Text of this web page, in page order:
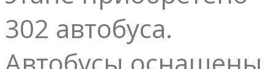
302 автобуса.